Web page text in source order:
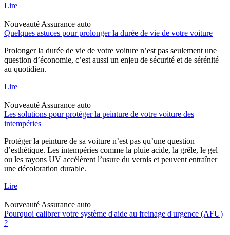
Lire
Nouveauté Assurance auto
Quelques astuces pour prolonger la durée de vie de votre voiture
Prolonger la durée de vie de votre voiture n’est pas seulement une
question d’économie, c’est aussi un enjeu de sécurité et de sérénité
au quotidien.
Lire
Nouveauté Assurance auto
Les solutions pour protéger la peinture de votre voiture des
intempéries
Protéger la peinture de sa voiture n’est pas qu’une question
d’esthétique. Les intempéries comme la pluie acide, la grêle, le gel
ou les rayons UV accélèrent l’usure du vernis et peuvent entraîner
une décoloration durable.
Lire
Nouveauté Assurance auto
Pourquoi calibrer votre système d'aide au freinage d'urgence (AFU)
?